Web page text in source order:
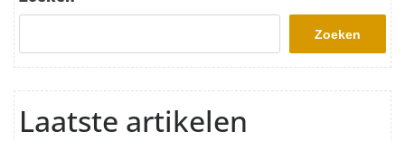
Zoeken
Laatste artikelen